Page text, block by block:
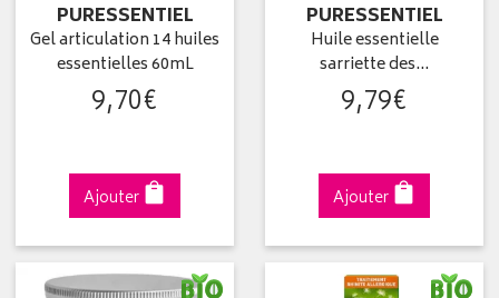
PURESSENTIEL
Gel articulation 14 huiles
essentielles 60mL
9,70€
Ajouter
PURESSENTIEL
Huile essentielle
sarriette des…
9,79€
Ajouter